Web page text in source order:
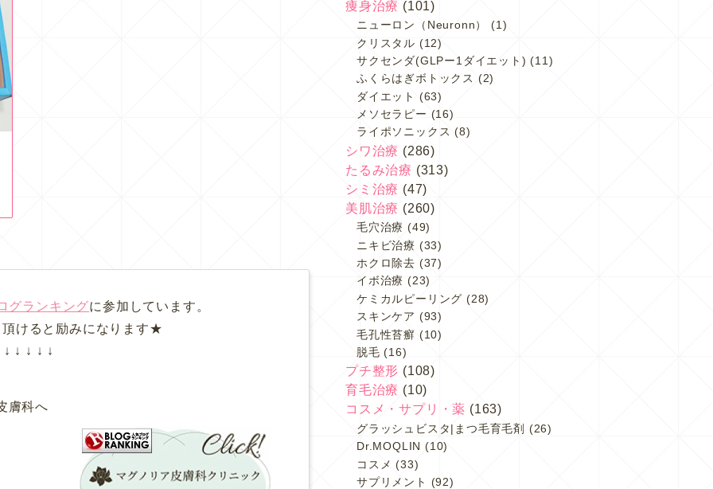
グランキングに参加しています。
けると励みになります★
↓ ↓ ↓ ↓ ↓
痩身治療 (101)
ニューロン（Neuronn）
(1)
クリスタル (12)
サクセンダ(GLPー1ダイエット) (11)
ふくらはぎボトックス (2)
ダイエット (63)
メソセラピー (16)
ライポソニックス (8)
シワ治療 (286)
たるみ治療 (313)
シミ治療 (47)
美肌治療 (260)
毛穴治療 (49)
ニキビ治療 (33)
ホクロ除去 (37)
イボ治療 (23)
ケミカルピーリング (28)
スキンケア (93)
毛孔性苔癬 (10)
脱毛 (16)
プチ整形 (108)
育毛治療 (10)
コスメ・サプリ・薬 (163)
グラッシュビスタ|まつ毛育毛剤
(26)
Dr.MOQLIN (10)
コスメ (33)
サプリメント
(92)